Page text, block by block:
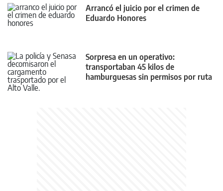
Arrancó el juicio por el crimen de
Eduardo Honores
Sorpresa en un operativo:
transportaban 45 kilos de
hamburguesas sin permisos por ruta